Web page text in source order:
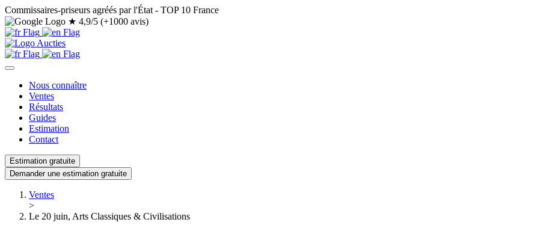
Commissaires-priseurs agréés par l'État - TOP 10 France
★ 4,9/5 (+1000 avis)
Nous connaître
Ventes
Résultats
Guides
Estimation
Contact
Estimation gratuite
Demander une estimation gratuite
Ventes
>
Le 20 juin, Arts Classiques & Civilisations